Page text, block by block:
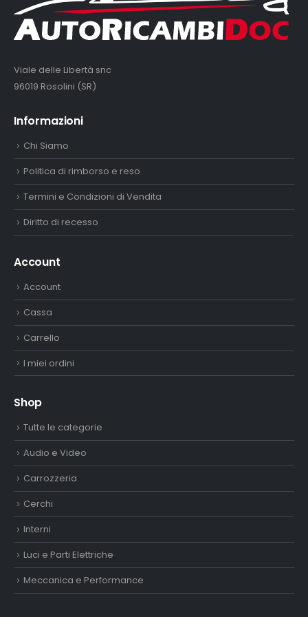
Viale delle Libertà snc
96019 Rosolini (SR)
Informazioni
Chi Siamo
Politica di rimborso e reso
Termini e Condizioni di Vendita
Diritto di recesso
Account
Account
Cassa
Carrello
I miei ordini
Shop
Tutte le categorie
Audio e Video
Carrozzeria
Cerchi
Interni
Luci e Parti Elettriche
Meccanica e Performance